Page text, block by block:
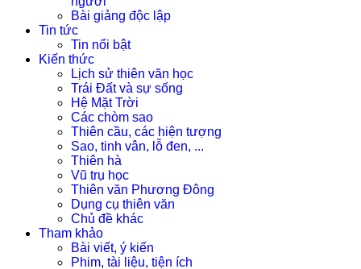
Bài giảng độc lập
Tin tức
Tin nổi bật
Kiến thức
Lịch sử thiên văn học
Trái Đất và sự sống
Hệ Mặt Trời
Các chòm sao
Thiên cầu, các hiện tượng
Sao, tinh vân, lỗ đen, ...
Thiên hà
Vũ trụ học
Thiên văn Phương Đông
Dụng cụ thiên văn
Chủ đề khác
Tham khảo
Bài viết, ý kiến
Phim, tài liệu, tiện ích